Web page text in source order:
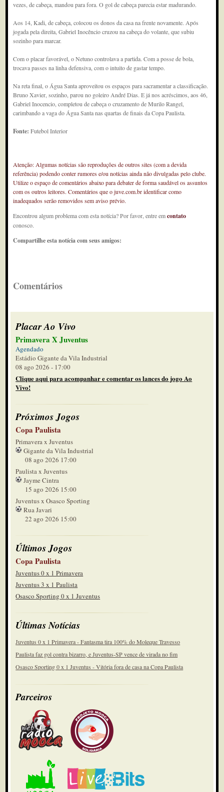
vezes, de cabeça, mandou para fora. O gol de cabeça parecia estar madurando.
Aos 14, Kadi, de cabeça, colocou os donos da casa na frente novamente. Após
jogada pela direita, Gabriel Inocêncio cruzou na cabeça do volante, que subiu
sozinho para marcar.
Com o placar favorável, o Netuno controlava a partida. Com a posse de bola,
trocava passes na linha defensiva, com o intuito de gastar tempo.
Na reta final, o Água Santa aproveitou os espaços para sacramentar a classificação.
Bruno Xavier, sozinho, parou no goleiro André Dias. E já nos acréscimos, aos 46,
Gabriel Inocencio, completou de cabeça o cruzamento de Murilo Rangel,
carimbando a vaga do Água Santa nas quartas de finais da Copa Paulista.
Fonte:Futebol Interior
Atenção: Algumas notícias são reproduções de outros sites (com a devida
referência) podendo conter rumores e/ou notícias ainda não divulgadas pelo clube.
Utilize o espaço de comentários abaixo para debater de forma saudável os assuntos
com os outros leitores. Comentários que o juve.com.br identificar como
inadequados serão removidos sem aviso prévio.
Encontrou algum problema com esta notícia? Por favor, entre emcontato
conosco.
Compartilhe esta notícia com seus amigos:
Comentários
Placar Ao Vivo
Primavera X Juventus
Agendado
Estádio Gigante da Vila Industrial
08 ago 2026 - 17:00
Clique aqui para acompanhar e comentar os lances do jogo Ao
Vivo!
Próximos Jogos
Copa Paulista
Primavera x Juventus
Gigante da Vila Industrial
08 ago 2026 17:00
Paulista x Juventus
Jayme Cintra
15 ago 2026 15:00
Juventus x Osasco Sporting
Rua Javari
22 ago 2026 15:00
Últimos Jogos
Copa Paulista
Juventus 0 x 1 Primavera
Juventus 3 x 1 Paulista
Osasco Sporting 0 x 1 Juventus
Últimas Notícias
Juventus 0 x 1 Primavera - Fantasma tira 100% do Moleque Travesso
Paulista faz gol contra bizarro, e Juventus-SP vence de virada no fim
Osasco Sporting 0 x 1 Juventus - Vitória fora de casa na Copa Paulista
Parceiros